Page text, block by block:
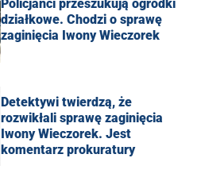
Policjanci przeszukują ogródki
działkowe. Chodzi o sprawę
zaginięcia Iwony Wieczorek
Detektywi twierdzą, że
rozwikłali sprawę zaginięcia
Iwony Wieczorek. Jest
komentarz prokuratury